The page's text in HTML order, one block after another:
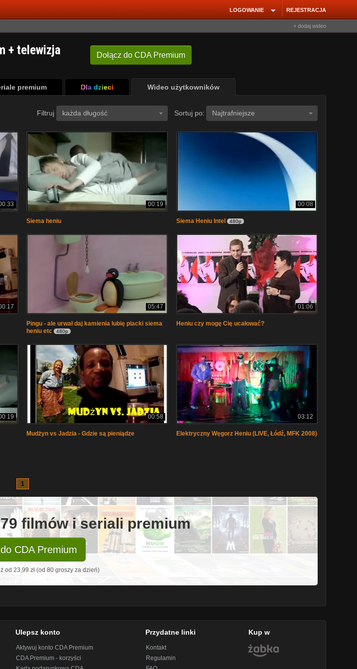
REJESTRACJA
LOGOWANIE
+ dodaj wideo
Dołącz do CDA Premium
+ telewizja
premium Dla dzieci Wideo użytkowników
Filtruj każda długość Sortuj po: Najtrafniejsze
00:19
Siema heniu
00:08
Siema Heniu Intel 480p
05:47
Pingu - ale urwał daj kamienia lubię placki siema
heniu etc
480p
01:06
Heniu czy mogę Cię ucałować?
00:58
Mudżyn vs Jadzia - Gdzie są pieniądze
03:12
Elektryczny Węgorz Heniu (LIVE, Łódź, MFK 2008)
1
filmów i seriali premium
do CDA Premium
od 23,99 zł (od 80 groszy za dzień)
Ulepsz konto
Aktywuj konto CDA Premium
CDA Premium - korzyści
Przydatne linki
Kontakt
Regulamin
Kup w